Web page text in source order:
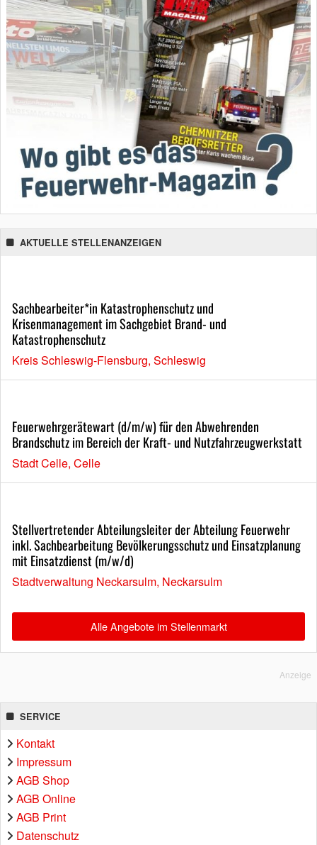
AKTUELLE STELLENANZEIGEN
Sachbearbeiter*in Katastrophenschutz und
Krisenmanagement im Sachgebiet Brand- und
Katastrophenschutz
Kreis Schleswig-Flensburg, Schleswig
Feuerwehrgerätewart (d/m/w) für den Abwehrenden
Brandschutz im Bereich der Kraft- und Nutzfahrzeugwerkstatt
Stadt Celle, Celle
Stellvertretender Abteilungsleiter der Abteilung Feuerwehr
inkl. Sachbearbeitung Bevölkerungsschutz und Einsatzplanung
mit Einsatzdienst (m/w/d)
Stadtverwaltung Neckarsulm, Neckarsulm
Alle Angebote im Stellenmarkt
Anzeige
SERVICE
Kontakt
Impressum
AGB Shop
AGB Online
AGB Print
Datenschutz